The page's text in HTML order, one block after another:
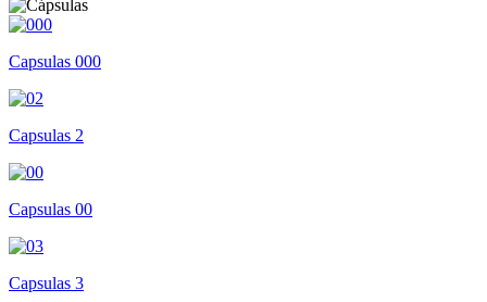
Capsulas 000
Capsulas 2
Capsulas 00
Capsulas 3